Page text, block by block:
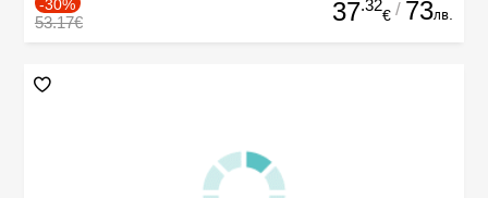
-30%
53.17€ 37.32
€ / 73лв.